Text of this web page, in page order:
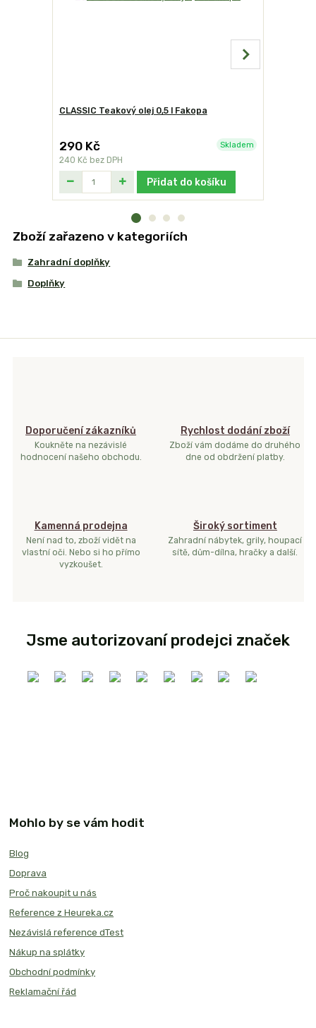
CLASSIC Teakový olej 0,5 l Fakopa
290 Kč
240 Kč bez DPH
Skladem
Přidat do košíku
Zboží zařazeno v kategoriích
Zahradní doplňky
Doplňky
Doporučení zákazníků
Koukněte na nezávislé
hodnocení našeho obchodu.
Rychlost dodání zboží
Zboží vám dodáme do druhého
dne od obdržení platby.
Kamenná prodejna
Není nad to, zboží vidět na
vlastní oči. Nebo si ho přímo
vyzkoušet.
Široký sortiment
Zahradní nábytek, grily, houpací
sítě, dům-dílna, hračky a další.
Jsme autorizovaní prodejci značek
Mohlo by se vám hodit
Blog
Doprava
Proč nakoupit u nás
Reference z Heureka.cz
Nezávislá reference dTest
Nákup na splátky
Obchodní podmínky
Reklamační řád